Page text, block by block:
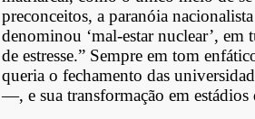
preconceitos, a paranóia
denominou ‘mal-estar nuclear’, em
de estresse.” Sempre em tom
queria o fechamento das
—, e sua transformação em estádios